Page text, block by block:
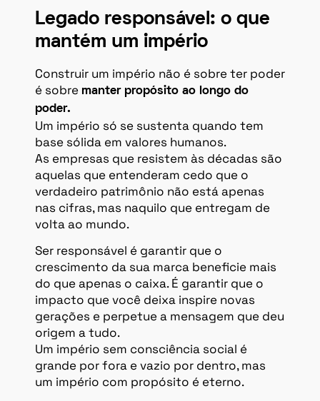
Legado responsável: o que
mantém um império
Construir um império não é sobre ter poder
é sobre manter propósito ao longo do
poder.
Um império só se sustenta quando tem
base sólida em valores humanos.
As empresas que resistem às décadas são
aquelas que entenderam cedo que o
verdadeiro patrimônio não está apenas
nas cifras, mas naquilo que entregam de
volta ao mundo.
Ser responsável é garantir que o
crescimento da sua marca beneficie mais
do que apenas o caixa. É garantir que o
impacto que você deixa inspire novas
gerações e perpetue a mensagem que deu
origem a tudo.
Um império sem consciência social é
grande por fora e vazio por dentro, mas
um império com propósito é eterno.